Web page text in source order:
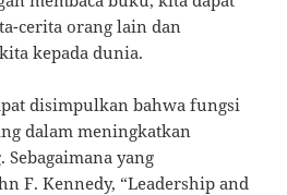
cerita orang lain dan
kepada dunia.
disimpulkan bahwa fungsi
dalam meningkatkan
yang
F. Kennedy, “Leadership and